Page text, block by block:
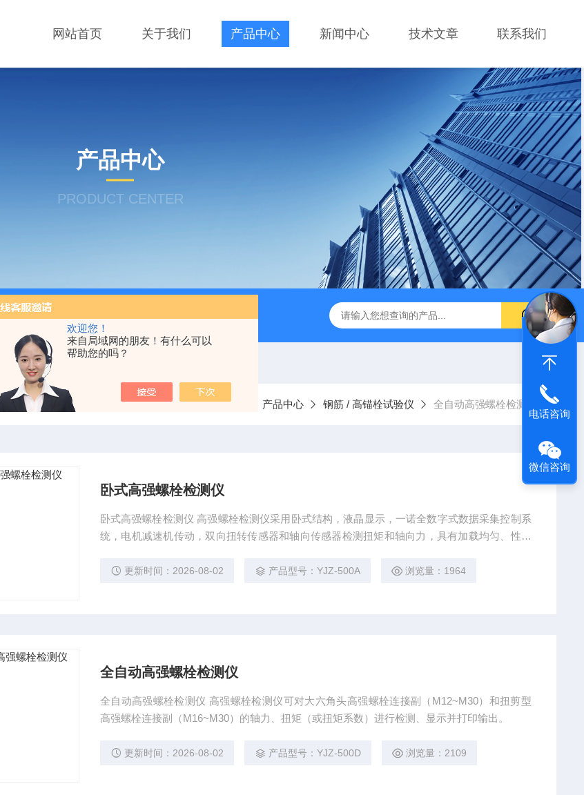
欢迎您！
来自局域网的朋友！有什么可以
帮助您的吗？
网站首页 关于我们 产品中心 新闻中心 技术文章 联系我们
产品中心
PRODUCT CENTER
混凝土抗弯拉弹性模量试验装置 钢结构防火涂料测厚仪 砂基透水砖透水速率试验装置
当前位置：首页 产品中心 钢筋 / 高锚栓试验仪 全自动高强螺栓检测仪
卧式高强螺栓检测仪
卧式高强螺栓检测仪 高强螺栓检测仪采用卧式结构，液晶显示，一诺全数字式数据采集控制系
统，电机减速机传动，双向扭转传感器和轴向传感器检测扭矩和轴向力，具有加载均匀、性能
更新时间：2026-08-02 产品型号：YJZ-500A 浏览量：1964
全自动高强螺栓检测仪
全自动高强螺栓检测仪 高强螺栓检测仪可对大六角头高强螺栓连接副（M12~M30）和扭剪型
高强螺栓连接副（M16~M30）的轴力、扭矩（或扭矩系数）进行检测、显示并打印输出。
更新时间：2026-08-02 产品型号：YJZ-500D 浏览量：2109
电话咨询
微信咨询